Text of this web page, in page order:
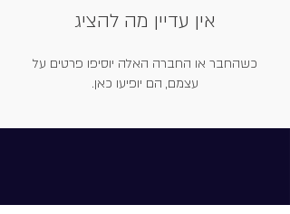
אין עדיין מה להציג
כשהחבר או החברה האלה יוסיפו פרטים על
עצמם, הם יופיעו כאן.